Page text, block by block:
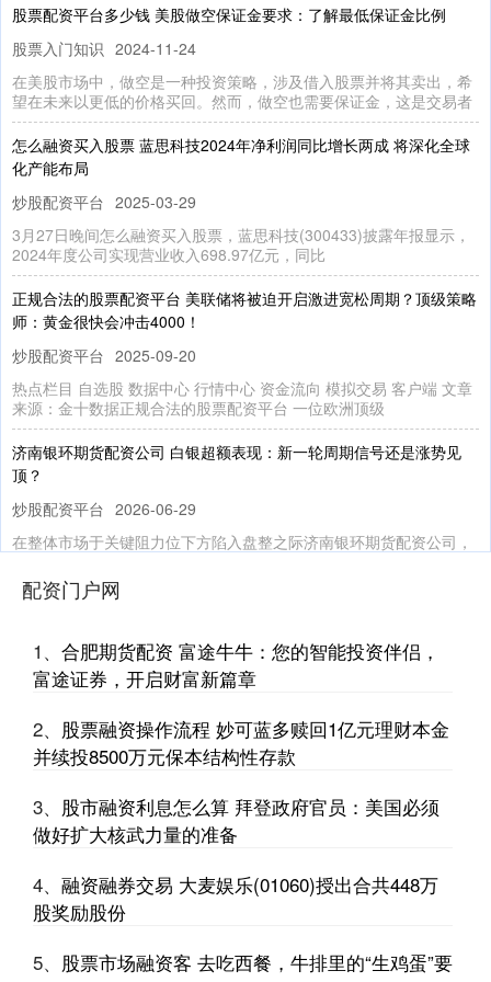
股票配资平台多少钱 美股做空保证金要求：了解最低保证金比例
股票入门知识 2024-11-24
在美股市场中，做空是一种投资策略，涉及借入股票并将其卖出，希
望在未来以更低的价格买回。然而，做空也需要保证金，这是交易者
怎么融资买入股票 蓝思科技2024年净利润同比增长两成 将深化全球
化产能布局
炒股配资平台 2025-03-29
3月27日晚间怎么融资买入股票，蓝思科技(300433)披露年报显示，
2024年度公司实现营业收入698.97亿元，同比
正规合法的股票配资平台 美联储将被迫开启激进宽松周期？顶级策略
师：黄金很快会冲击4000！
炒股配资平台 2025-09-20
热点栏目 自选股 数据中心 行情中心 资金流向 模拟交易 客户端 文章
来源：金十数据正规合法的股票配资平台 一位欧洲顶级
济南银环期货配资公司 白银超额表现：新一轮周期信号还是涨势见
顶？
炒股配资平台 2026-06-29
在整体市场于关键阻力位下方陷入盘整之际济南银环期货配资公司，
炒股配资网站选 东莞农商银行换帅后净利连降3年 不良率连升4年后
股票入门知识 2026-07-04
中国经济网北京4月7日讯 东莞农商银行(09889.HK)近日发布2025年
度业绩公告。2025年，东莞农商银行实现营业
炒股怎么加杠杆资金 约旦称击落8枚针对该国领土的伊朗导弹
炒股配资平台
当地时间7月16日，约旦武装部队总司令部发表声明称，约旦防空系
统当天凌晨击落8枚针对约旦领土的伊朗导弹。 声明说，此次拦
什么软件炒股可以加杠杆 甘肃卓尼县通报“一女子被家暴”：与事实不
符，不存在家暴
配资门户网
1、 合肥期货配资 富途牛牛：您的智能投资伴侣，
富途证券，开启财富新篇章
2、 股票融资操作流程 妙可蓝多赎回1亿元理财本金
并续投8500万元保本结构性存款
3、 股市融资利息怎么算 拜登政府官员：美国必须
做好扩大核武力量的准备
4、 融资融券交易 大麦娱乐(01060)授出合共448万
股奖励股份
5、 股票市场融资客 去吃西餐，牛排里的“生鸡蛋”要